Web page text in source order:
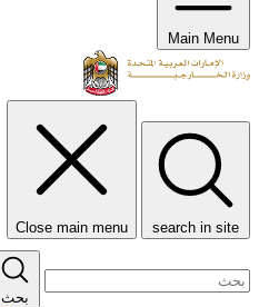
Main Menu
search in site
Close main menu
بحث